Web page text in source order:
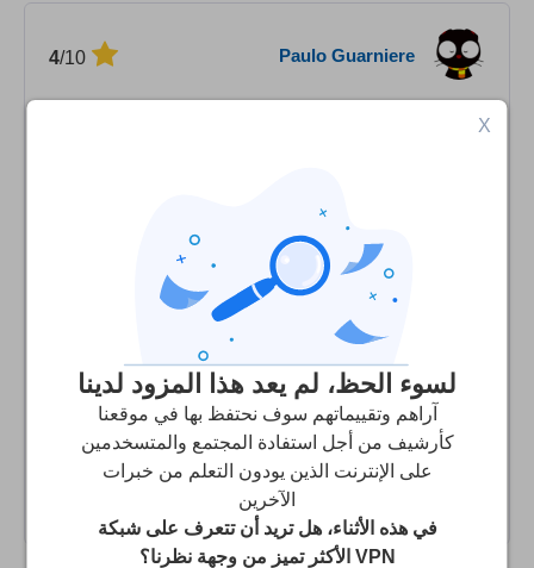
Paulo Guarniere
/10
Intro VPN Pago e Gratuito???
pagamento, minha senha foi automaticamente
modificada, e onde havia escrito, limite 500 MB, passou a
ficar ilimitado. Porém, não consegui mais jogar PWI em
nenhuma das opções de localidade do Intro VPN, pois
fica dando disconnect direto, como se estivesse usando
meu provedor normal aqui do Brasil. Então, tive que
voltar para o Hide Me, pois até agora tem funcionado
sem dar disconnect hora alguma. Vou entrar em contato
com o suporte para ver se existe uma explicação lógica
X
لسوء الحظ، لم يعد هذا المزود لدينا
آراهم وتقييماتهم سوف نحتفظ بها في موقعنا
كأرشيف من أجل استفادة المجتمع والمتسخدمين
على الإنترنت الذين يودون التعلم من خبرات
الآخرين
في هذه الأثناء، هل تريد أن تتعرف على شبكة
VPN الأكثر تميز من وجهة نظرنا؟